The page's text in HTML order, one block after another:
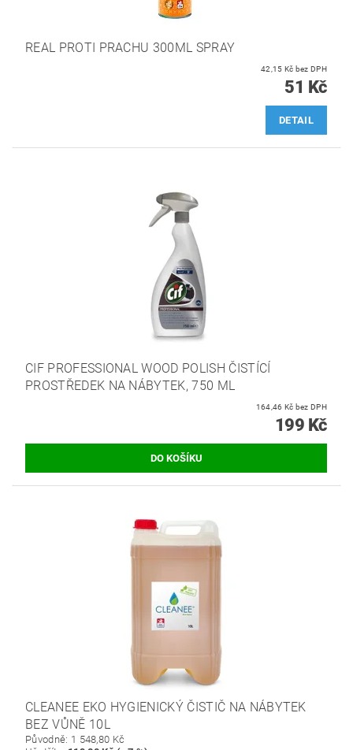
REAL PROTI PRACHU 300ML SPRAY
42,15 Kč bez DPH
51 Kč
DETAIL
CIF PROFESSIONAL WOOD POLISH ČISTÍCÍ
PROSTŘEDEK NA NÁBYTEK, 750 ML
164,46 Kč bez DPH
199 Kč
CLEANEE EKO HYGIENICKÝ ČISTIČ NA NÁBYTEK
BEZ VŮNĚ 10L
Původně: 1 548,80 Kč